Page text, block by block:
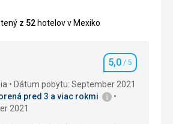
z 52 hotelov v Mexiko
Hodnotenie
5,0 / 5
Dátum pobytu: September 2021
pred 3 a viac rokmi
2021